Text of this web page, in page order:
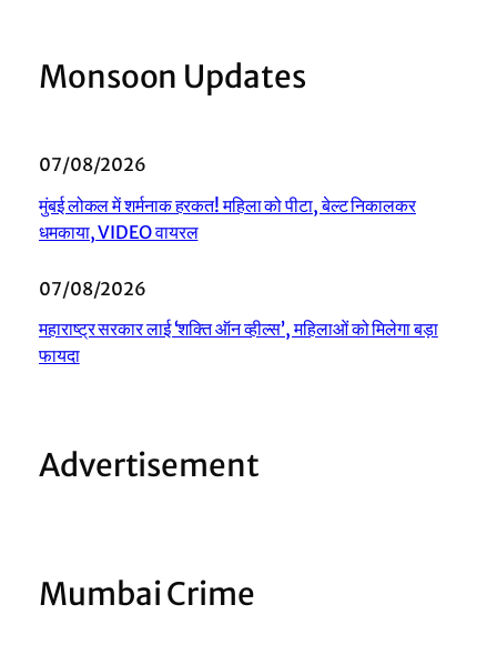
Monsoon Updates
07/08/2026
मुंबई लोकल में शर्मनाक हरकत! महिला को पीटा, बेल्ट निकालकर
धमकाया, VIDEO वायरल
07/08/2026
महाराष्ट्र सरकार लाई ‘शक्ति ऑन व्हील्स’, महिलाओं को मिलेगा बड़ा
फायदा
Advertisement
Mumbai Crime